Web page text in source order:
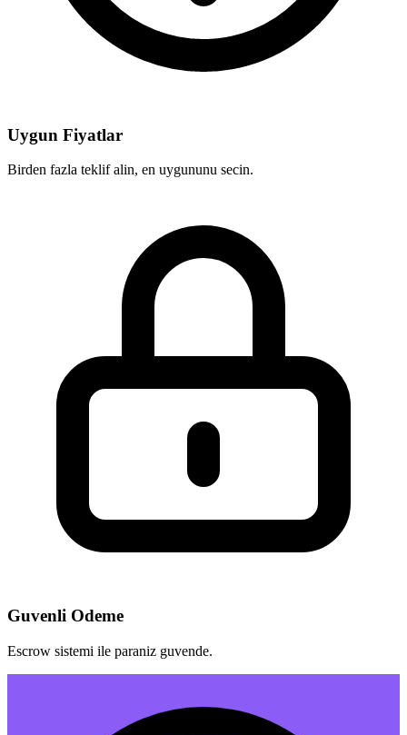
Uygun Fiyatlar
Birden fazla teklif alin, en uygununu secin.
Guvenli Odeme
Escrow sistemi ile paraniz guvende.